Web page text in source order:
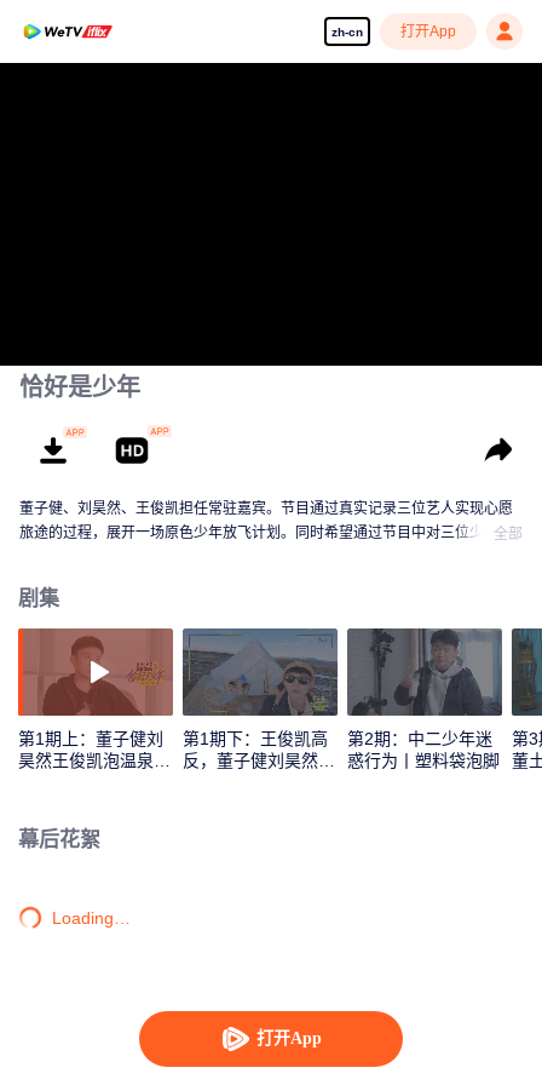
zh-cn 打开App
打开App
恰好是少年
董子健、刘昊然、王俊凯担任常驻嘉宾。节目通过真实记录三位艺人实现心愿
旅途的过程，展开一场原色少年放飞计划。同时希望通过节目中对三位少年旅
全部
剧集
第1期上：董子健刘
昊然王俊凯泡温泉
第1期下：王俊凯高
反，董子健刘昊然粗
第2期：中二少年迷
惑行为丨塑料袋泡脚
第3
董
幕后花絮
Loading…